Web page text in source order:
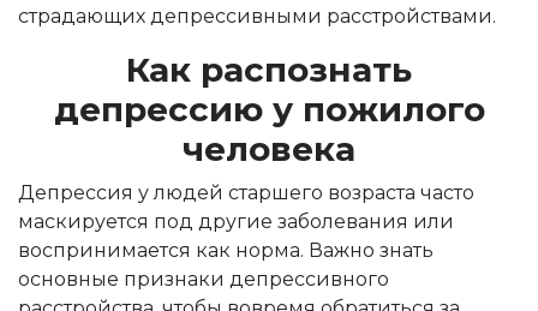
страдающих депрессивными расстройствами.
Как распознать
депрессию у пожилого
человека
Депрессия у людей старшего возраста часто
маскируется под другие заболевания или
воспринимается как норма. Важно знать
основные признаки депрессивного